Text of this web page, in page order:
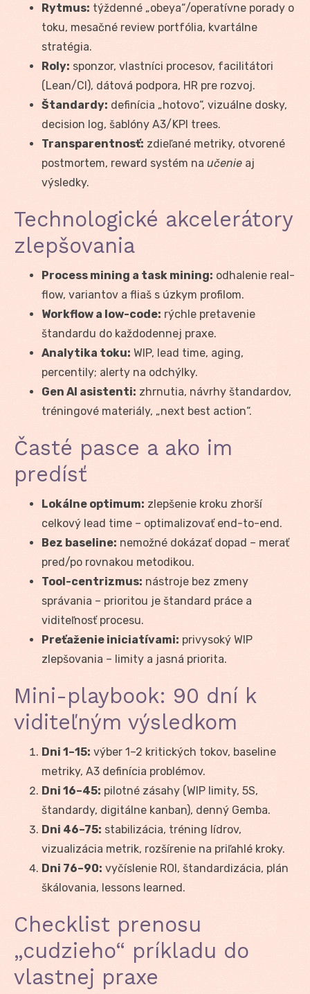
Rytmus: týždenné „obeya“/operatívne porady o
toku, mesačné review portfólia, kvartálne
stratégia.
Roly: sponzor, vlastníci procesov, facilitátori
(Lean/CI), dátová podpora, HR pre rozvoj.
Štandardy: definícia „hotovo“, vizuálne dosky,
decision log, šablóny A3/KPI trees.
Transparentnosť: zdieľané metriky, otvorené
postmortem, reward systém na učenie aj
výsledky.
Technologické akcelerátory
zlepšovania
Process mining a task mining: odhalenie real-
flow, variantov a fliaš s úzkym profilom.
Workflow a low-code: rýchle pretavenie
štandardu do každodennej praxe.
Analytika toku: WIP, lead time, aging,
percentily; alerty na odchýlky.
Gen AI asistenti: zhrnutia, návrhy štandardov,
tréningové materiály, „next best action“.
Časté pasce a ako im
predísť
Lokálne optimum: zlepšenie kroku zhorší
celkový lead time – optimalizovať end-to-end.
Bez baseline: nemožné dokázať dopad – merať
pred/po rovnakou metodikou.
Tool-centrizmus: nástroje bez zmeny
správania – prioritou je štandard práce a
viditeľnosť procesu.
Preťaženie iniciatívami: privysoký WIP
zlepšovania – limity a jasná priorita.
Mini-playbook: 90 dní k
viditeľným výsledkom
Dni 1–15: výber 1–2 kritických tokov, baseline
metriky, A3 definícia problémov.
Dni 16–45: pilotné zásahy (WIP limity, 5S,
štandardy, digitálne kanban), denný Gemba.
Dni 46–75: stabilizácia, tréning lídrov,
vizualizácia metrik, rozšírenie na priľahlé kroky.
Dni 76–90: vyčíslenie ROI, štandardizácia, plán
škálovania, lessons learned.
Checklist prenosu
„cudzieho“ príkladu do
vlastnej praxe